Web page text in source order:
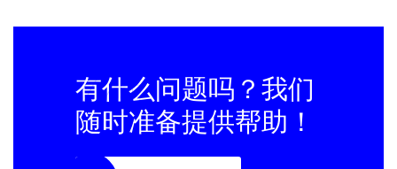
有什么问题吗？我们
随时准备提供帮助！